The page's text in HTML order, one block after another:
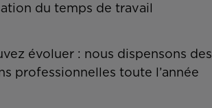
du temps de travail
évoluer : nous dispensons des
professionnelles toute l’année